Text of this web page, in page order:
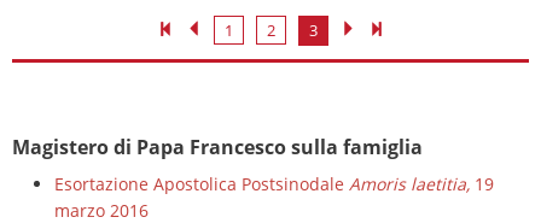
1 2 3
Magistero di Papa Francesco sulla famiglia
Esortazione Apostolica Postsinodale Amoris laetitia, 19
marzo 2016